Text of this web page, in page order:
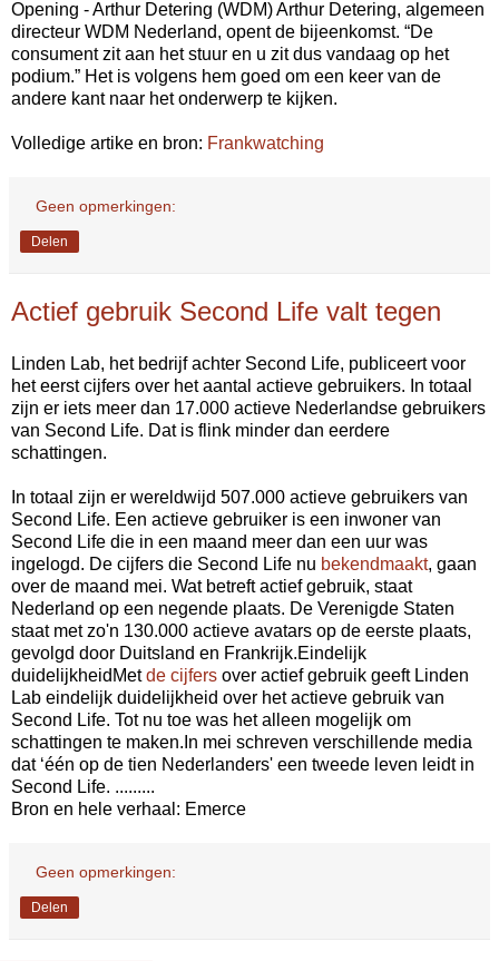
Opening - Arthur Detering (WDM) Arthur Detering, algemeen
directeur WDM Nederland, opent de bijeenkomst. “De
consument zit aan het stuur en u zit dus vandaag op het
podium.” Het is volgens hem goed om een keer van de
andere kant naar het onderwerp te kijken.
Volledige artike en bron: Frankwatching
Geen opmerkingen:
Delen
Actief gebruik Second Life valt tegen
Linden Lab, het bedrijf achter Second Life, publiceert voor
het eerst cijfers over het aantal actieve gebruikers. In totaal
zijn er iets meer dan 17.000 actieve Nederlandse gebruikers
van Second Life. Dat is flink minder dan eerdere
schattingen.
In totaal zijn er wereldwijd 507.000 actieve gebruikers van
Second Life. Een actieve gebruiker is een inwoner van
Second Life die in een maand meer dan een uur was
ingelogd. De cijfers die Second Life nu bekendmaakt, gaan
over de maand mei. Wat betreft actief gebruik, staat
Nederland op een negende plaats. De Verenigde Staten
staat met zo'n 130.000 actieve avatars op de eerste plaats,
gevolgd door Duitsland en Frankrijk.Eindelijk
duidelijkheidMetde cijfers over actief gebruik geeft Linden
Lab eindelijk duidelijkheid over het actieve gebruik van
Second Life. Tot nu toe was het alleen mogelijk om
schattingen te maken.In mei schreven verschillende media
dat ‘één op de tien Nederlanders' een tweede leven leidt in
Second Life. .........
Bron en hele verhaal: Emerce
Geen opmerkingen:
Delen